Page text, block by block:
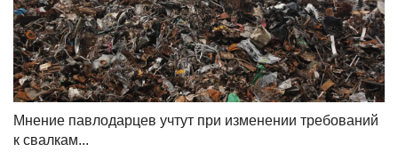
Мнение павлодарцев учтут при изменении требований
к свалкам...